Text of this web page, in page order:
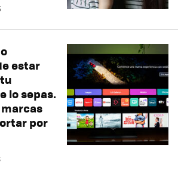
estar
lo sepas.
por